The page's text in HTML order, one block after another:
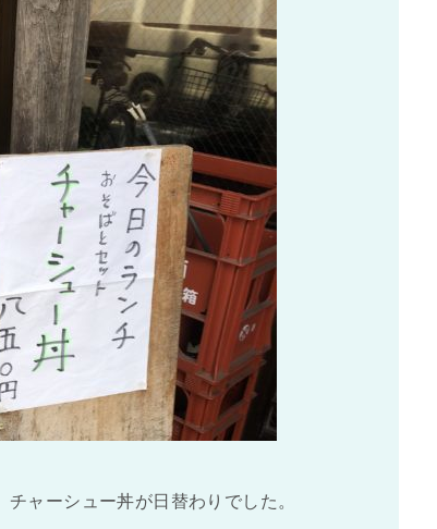
ャーシュー丼が日替わりでした。